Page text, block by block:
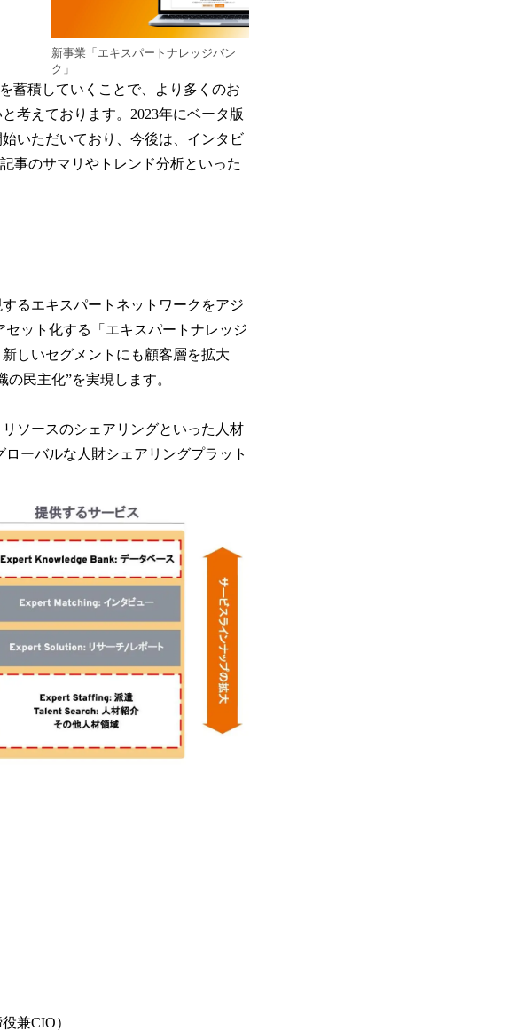
新事業「エキスパートナレッジバン
ク」
蓄積していくことで、より多くのお
考えております。2023年にベータ版
いただいており、今後は、インタビ
事のサマリやトレンド分析といった
るエキスパートネットワークをアジ
ット化する「エキスパートナレッジ
しいセグメントにも顧客層を拡大
民主化”を実現します。
ソースのシェアリングといった人材
ーバルな人財シェアリングプラット
兼CIO）